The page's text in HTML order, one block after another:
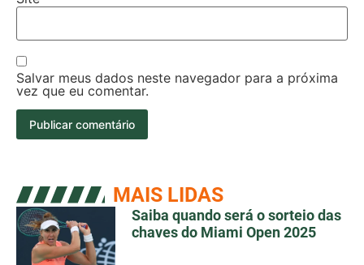
Salvar meus dados neste navegador para a próxima
vez que eu comentar.
MAIS LIDAS
Saiba quando será o sorteio das
chaves do Miami Open 2025